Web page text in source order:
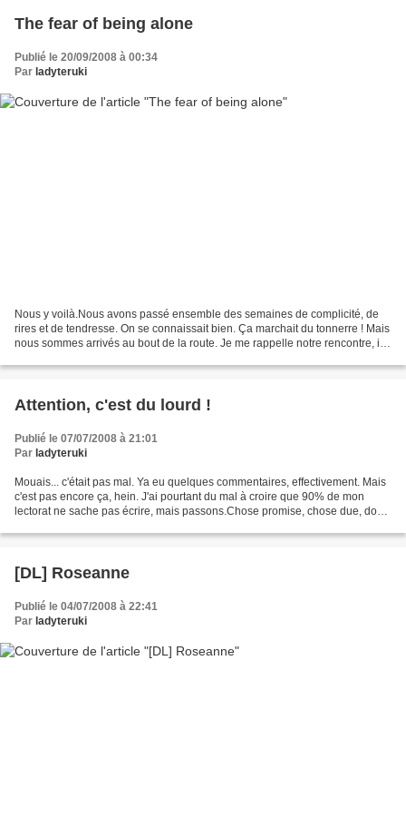
The fear of being alone
Publié le 20/09/2008 à 00:34
Par ladyteruki
Nous y voilà.Nous avons passé ensemble des semaines de complicité, de
rires et de tendresse. On se connaissait bien. Ça marchait du tonnerre ! Mais
nous sommes arrivés au bout de la route. Je me rappelle notre rencontre, il y
Attention, c'est du lourd !
Publié le 07/07/2008 à 21:01
Par ladyteruki
Mouais... c'était pas mal. Ya eu quelques commentaires, effectivement. Mais
c'est pas encore ça, hein. J'ai pourtant du mal à croire que 90% de mon
lectorat ne sache pas écrire, mais passons.Chose promise, chose due, donc
[DL] Roseanne
Publié le 04/07/2008 à 22:41
Par ladyteruki